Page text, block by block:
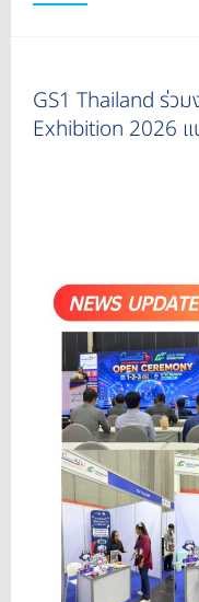
GS1 Thailand ร่ว
Exhibition 2026 แ